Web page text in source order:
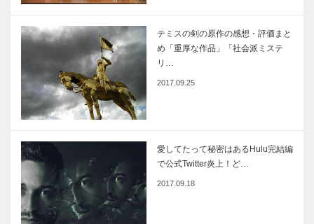
テミスの剣の原作の感想・評価まと
め「重厚な作品」「社会派ミステ
リ…
2017.09.25
愛してたって秘密はあるHulu完結編
で公式Twitter炎上！ど…
2017.09.18